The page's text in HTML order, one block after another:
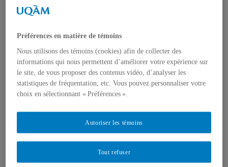
Publications
À propos des Éditions les petits carnets
Actualités
À propos
Accessibilité
Contact
Mandat
Historique
Proposition de projet
Plan des salles
Salle de presse
Préférences en matière de témoins
Nous utilisons des témoins (cookies) afin de collecter des
informations qui nous permettent d’améliorer votre expérience sur
le site, de vous proposer des contenus vidéo, d’analyser les
statistiques de fréquentation, etc. Vous pouvez personnaliser votre
choix en sélectionnant « Préférences ».
Tout refuser
Autoriser les témoins